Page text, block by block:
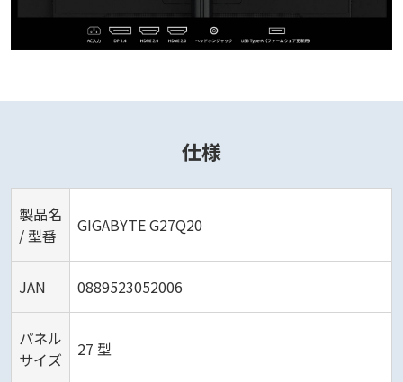
仕様
製品名
/ 型番
GIGABYTE G27Q20
JAN 0889523052006
パネル
サイズ
27 型